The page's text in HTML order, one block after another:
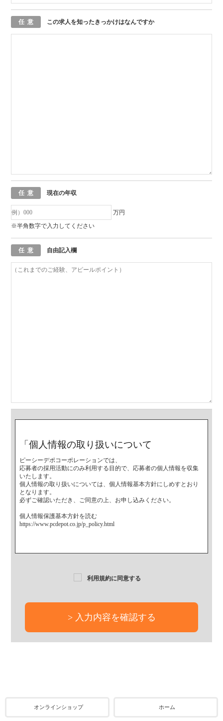
任意 この求人を知ったきっかけはなんですか
任意 現在の年収
万円
※半角数字で入力してください
任意 自由記入欄
「個人情報の取り扱いについて
ピーシーデポコーポレーションでは、
応募者の採用活動にのみ利用する目的で、応募者の個人情報を収集
いたします。
個人情報の取り扱いについては、個人情報基本方針にしめすとおり
となります。
必ずご確認いただき、ご同意の上、お申し込みください。
個人情報保護基本方針を読む
https://www.pcdepot.co.jp/p_policy.html
利用規約に同意する
オンラインショップ ホーム